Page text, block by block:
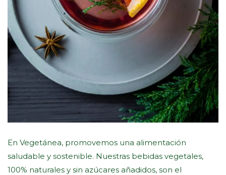
En Vegetánea, promovemos una alimentación
saludable y sostenible. Nuestras bebidas vegetales,
100% naturales y sin azúcares añadidos, son el